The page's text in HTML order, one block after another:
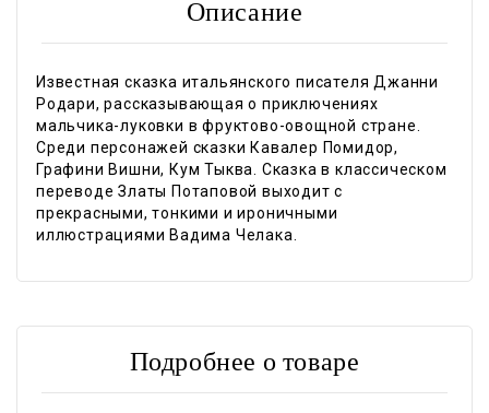
Описание
Известная сказка итальянского писателя Джанни
Родари, рассказывающая о приключениях
мальчика-луковки в фруктово-овощной стране.
Среди персонажей сказки Кавалер Помидор,
Графини Вишни, Кум Тыква. Сказка в классическом
переводе Златы Потаповой выходит с
прекрасными, тонкими и ироничными
иллюстрациями Вадима Челака.
Подробнее о товаре